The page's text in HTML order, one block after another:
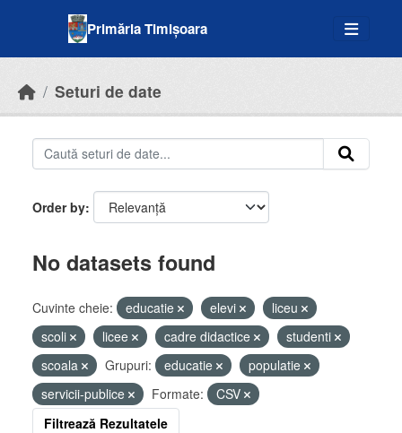
Primăria Timișoara
Seturi de date
Order by
No datasets found
Cuvinte cheie: educatie elevi
liceu
scoli
licee cadre didactice
studenti
scoala
Grupuri: educatie
populatie
servicii-publice
Formate:
CSV
Filtrează Rezultatele